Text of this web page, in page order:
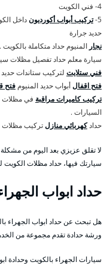
4- فني الكويت
5- تركيب أبواب أكورديونداخل
حديد جرارة
نجار المنيوم حداد متكاملة بالكويت .
سيارة معلم حداد تفصيل مظلات
فني ستلايت لتركيب ستاندات حديد
فتح اقفالأبواب حديد المنيوم فتح
تركيب كاميرات مراقبة في مظلات
السيارات .
حدادكهربائي منازلتركيب مظلات
لا تقلق عزيزي بعد اليوم من
سيارتك فيها، حداد مظلات الكويت
حداد ابواب
هل تبحث عن حداد ابواب الجهراء
ورشة حدادة تقدم مجموعة من
سيارات الجهراء بالكويت وحدادة